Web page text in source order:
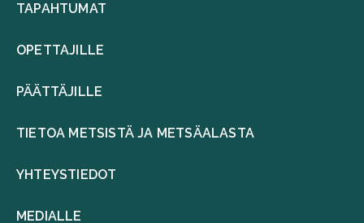
TAPAHTUMAT
OPETTAJILLE
PÄÄTTÄJILLE
TIETOA METSISTÄ JA METSÄALASTA
YHTEYSTIEDOT
MEDIALLE